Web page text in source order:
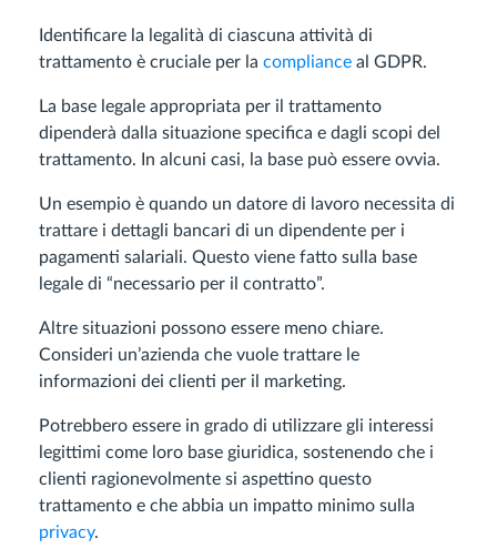
Identificare la legalità di ciascuna attività di
trattamento è cruciale per la compliance al GDPR.
La base legale appropriata per il trattamento
dipenderà dalla situazione specifica e dagli scopi del
trattamento. In alcuni casi, la base può essere ovvia.
Un esempio è quando un datore di lavoro necessita di
trattare i dettagli bancari di un dipendente per i
pagamenti salariali. Questo viene fatto sulla base
legale di “necessario per il contratto”.
Altre situazioni possono essere meno chiare.
Consideri un’azienda che vuole trattare le
informazioni dei clienti per il marketing.
Potrebbero essere in grado di utilizzare gli interessi
legittimi come loro base giuridica, sostenendo che i
clienti ragionevolmente si aspettino questo
trattamento e che abbia un impatto minimo sulla
privacy.